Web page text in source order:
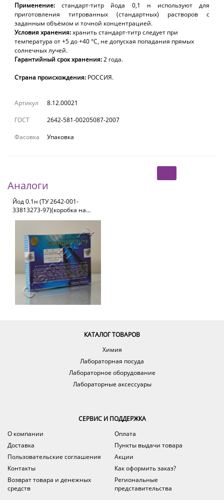
Применение:
стандарт-титр йода 0,1 н используют для
приготовления титрованных (стандартных) растворов с
заданным объёмом и точной концентрацией.
Условия хранения:хранить стандарт-титр следует при
температура от +5 до +40 °С, не допуская попадания прямых
солнечных лучей.
Гарантийный срокхранения:2 года.
Страна происхождения: РОССИЯ.
Артикул
8.12.00021
ГОСТ
2642-581-00205087-2007
Фасовка
Упаковка
Аналоги
Йод 0.1н (ТУ 2642-001-
33813273-97)(коробка на
10 ампул)
КАТАЛОГ ТОВАРОВ
Химия
Лабораторная посуда
Лабораторное оборудование
Лабораторные аксессуары
СЕРВИС И ПОДДЕРЖКА
О компании
Оплата
Доставка
Пункты выдачи товара
Пользовательские соглашения
Акции
Контакты
Как оформить заказ?
Возврат товара и денежных
средств
Региональные
представительства